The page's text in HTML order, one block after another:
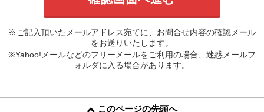
※ご記入頂いたメールアドレス宛てに、お問合せ内容の確認メール
をお送りいたします。
※Yahoo!メールなどのフリーメールをご利用の場合、迷惑メールフ
ォルダに入る場合があります。
このページの先頭へ